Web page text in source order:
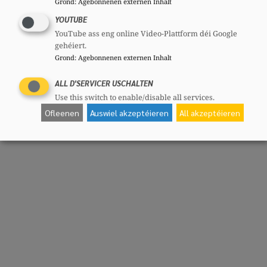
YOUTUBE
YouTube ass eng online Video-Plattform déi Google
gehéiert.
Grond: Agebonnenen externen Inhalt
ALL D'SERVICER USCHALTEN
Use this switch to enable/disable all services.
Ofleenen Auswiel akzeptéieren All akzeptéieren